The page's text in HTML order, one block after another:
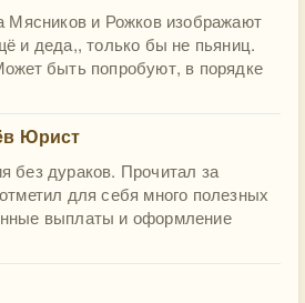
Мясников и Рожков изображают
и деда,, только бы не пьяниц.
быть попробуют, в порядке
Юрист
без дураков. Прочитал за
для себя много полезных
выплаты и оформление